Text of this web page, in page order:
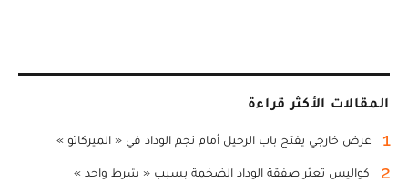
المقالات الأكثر قراءة
1 عرض خارجي يفتح باب الرحيل أمام نجم الوداد في « الميركاتو »
2 كواليس تعثر صفقة الوداد الضخمة بسبب « شرط واحد »